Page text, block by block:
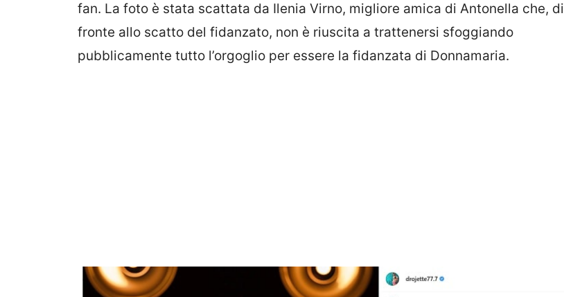
fan. La foto è stata scattata da Ilenia Virno, migliore amica di Antonella che, di
fronte allo scatto del fidanzato, non è riuscita a trattenersi sfoggiando
pubblicamente tutto l’orgoglio per essere la fidanzata di Donnamaria.